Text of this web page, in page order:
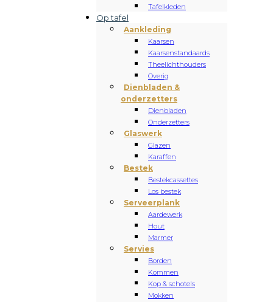
Tafelkleden
Op tafel
Aankleding
Kaarsen
Kaarsenstandaards
Theelichthouders
Overig
Dienbladen &
onderzetters
Dienbladen
Onderzetters
Glaswerk
Glazen
Karaffen
Bestek
Bestekcassettes
Los bestek
Serveerplank
Aardewerk
Hout
Marmer
Servies
Borden
Kommen
Kop & schotels
Mokken